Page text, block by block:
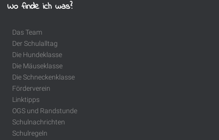
Wo finde ich was?
Das Team
Der Schulalltag
Die Hundeklasse
Die Mäuseklasse
Die Schneckenklasse
Förderverein
Linktipps
OGS und Randstunde
Schulnachrichten
Schulregeln